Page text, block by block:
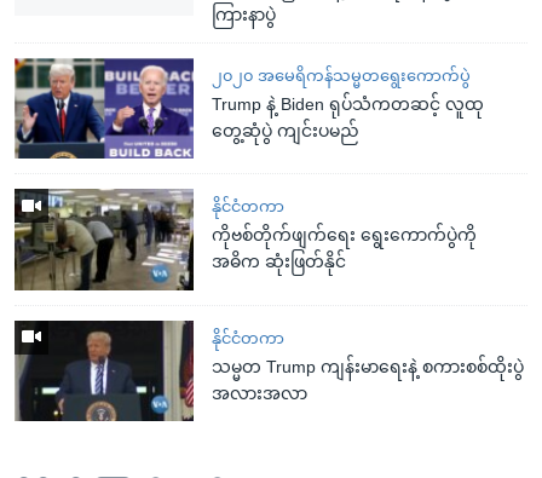
ကြားနာပွဲ
၂၀၂၀ အမေရိကန်သမ္မတရွေးကောက်ပွဲ
Trump နဲ့ Biden ရုပ်သံကတဆင့် လူထု
တွေ့ဆုံပွဲ ကျင်းပမည်
နိုင်ငံတကာ
ကိုဗစ်တိုက်ဖျက်ရေး ရွေးကောက်ပွဲကို
အဓိက ဆုံးဖြတ်နိုင်
နိုင်ငံတကာ
သမ္မတ Trump ကျန်းမာရေးနဲ့ စကားစစ်ထိုးပွဲ
အလားအလာ